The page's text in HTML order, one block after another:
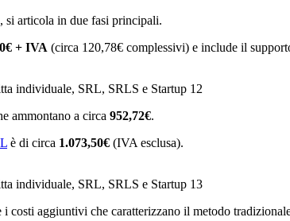
si articola in due fasi principali.
+ IVA (circa 120,78€ complessivi) e include il
individuale, SRL, SRLS e Startup 12
ammontano a circa 952,72€.
è di circa 1.073,50€ (IVA esclusa).
individuale, SRL, SRLS e Startup 13
aggiuntivi che caratterizzano il metodo